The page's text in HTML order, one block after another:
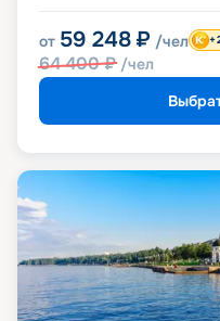
от 59 248 ₽ /чел
64 400₽ /чел